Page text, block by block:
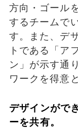
方向・ゴール
するチームで
す。また、デ
トである「ア
ン」が示す通
ワークを得意
デザインがで
ーを共有。